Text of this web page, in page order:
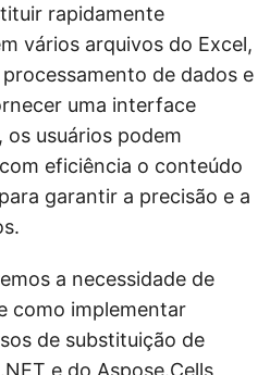
rapidamente
vários arquivos do Excel,
de dados e
uma interface
os usuários podem
eficiência o conteúdo
garantir a precisão e a
a necessidade de
como implementar
de substituição de
e do Aspose.Cells